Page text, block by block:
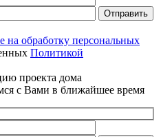
на обработку персональных
Политикой
проекта дома
с Вами в ближайшее время